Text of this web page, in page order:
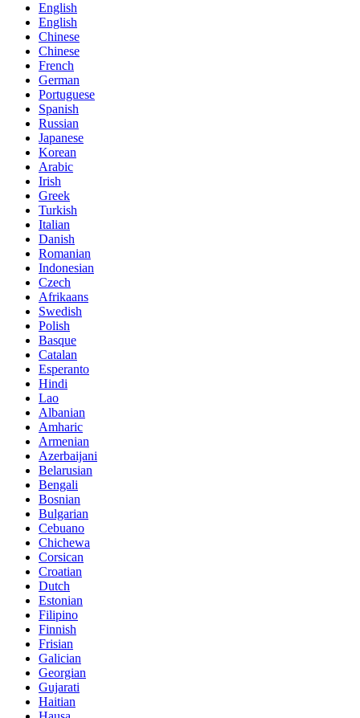
English
English
Chinese
Chinese
French
German
Portuguese
Spanish
Russian
Japanese
Korean
Arabic
Irish
Greek
Turkish
Italian
Danish
Romanian
Indonesian
Czech
Afrikaans
Swedish
Polish
Basque
Catalan
Esperanto
Hindi
Lao
Albanian
Amharic
Armenian
Azerbaijani
Belarusian
Bengali
Bosnian
Bulgarian
Cebuano
Chichewa
Corsican
Croatian
Dutch
Estonian
Filipino
Finnish
Frisian
Galician
Georgian
Gujarati
Haitian